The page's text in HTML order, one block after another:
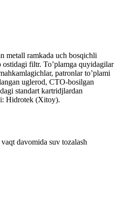
metall ramkada uch bosqichli
ostidagi filtr. To’plamga quyidagilar
patronlar to’plami
uglerod, CTO-bosilgan
standart kartridjlardan
Hidrotek (Xitoy).
davomida suv tozalash